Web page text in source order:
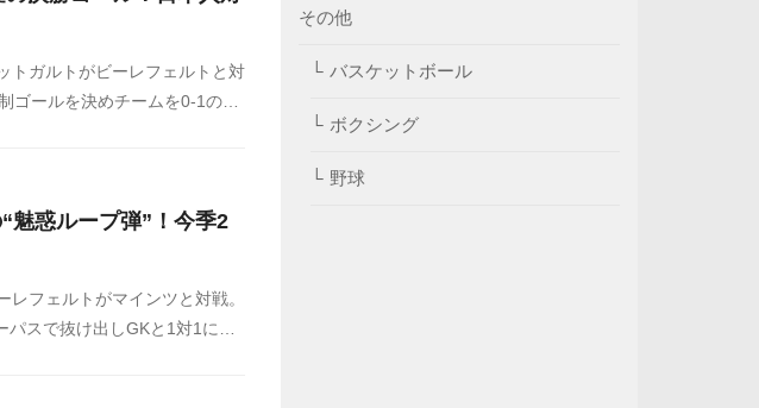
トガルトがビーレフェルトと対
ゴールを決めチームを0-1の勝
魅惑ループ弾”！今季2
フェルトがマインツと対戦。
スで抜け出しGKと1対1にな
その他
バスケットボール
ボクシング
野球